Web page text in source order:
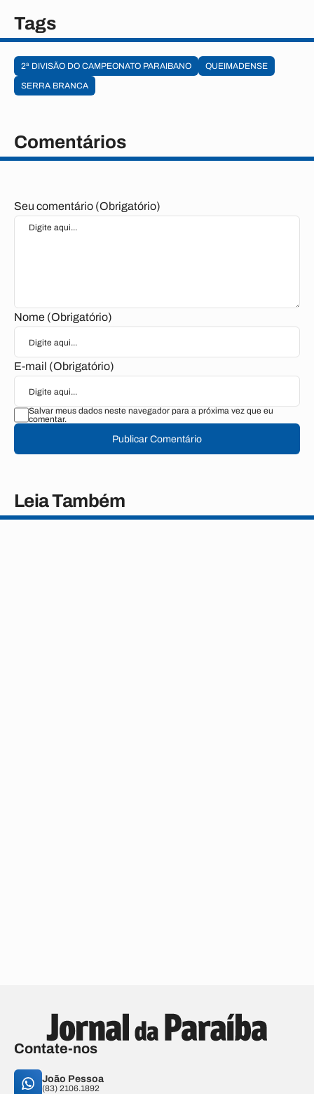
Tags
2ª DIVISÃO DO CAMPEONATO PARAIBANO
QUEIMADENSE
SERRA BRANCA
Comentários
Seu comentário (Obrigatório)
Nome (Obrigatório)
E-mail (Obrigatório)
Salvar meus dados neste navegador para a próxima vez que eu
comentar.
Publicar Comentário
Leia Também
Contate-nos
João Pessoa
(83) 2106.1892